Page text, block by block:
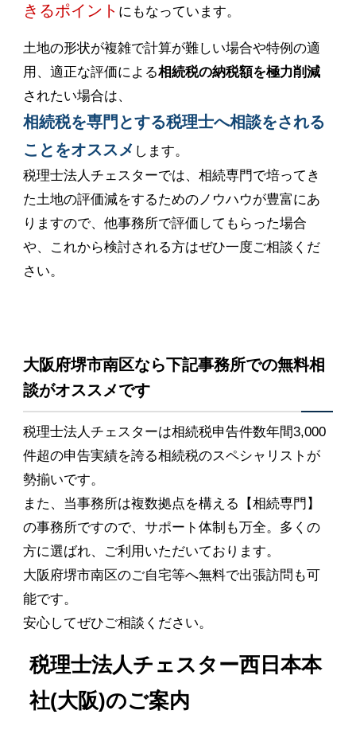
きるポイント にもなっています。
土地の形状が複雑で計算が難しい場合や特例の適
用、適正な評価による相続税の納税額を極力削減
されたい場合は、
相続税を専門とする税理士へ相談をされる
ことをオススメ します。
税理士法人チェスターでは、相続専門で培ってき
た土地の評価減をするためのノウハウが豊富にあ
りますので、他事務所で評価してもらった場合
や、これから検討される方はぜひ一度ご相談くだ
さい。
大阪府堺市南区なら下記事務所での無料相
談がオススメです
税理士法人チェスターは相続税申告件数年間3,000
件超の申告実績を誇る相続税のスペシャリストが
勢揃いです。
また、当事務所は複数拠点を構える【相続専門】
の事務所ですので、サポート体制も万全。多くの
方に選ばれ、ご利用いただいております。
大阪府堺市南区のご自宅等へ無料で出張訪問も可
能です。
安心してぜひご相談ください。
税理士法人チェスター西日本本
社(大阪)のご案内